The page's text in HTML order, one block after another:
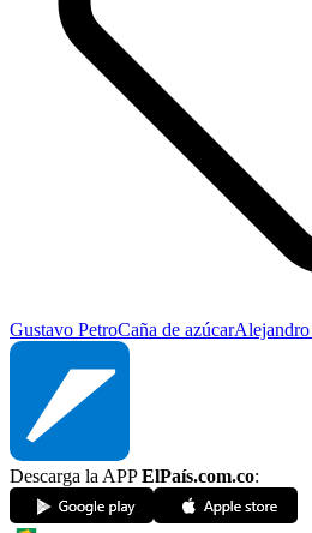
Gustavo PetroCaña de azúcar
Descarga la APPElPaís.com.co: